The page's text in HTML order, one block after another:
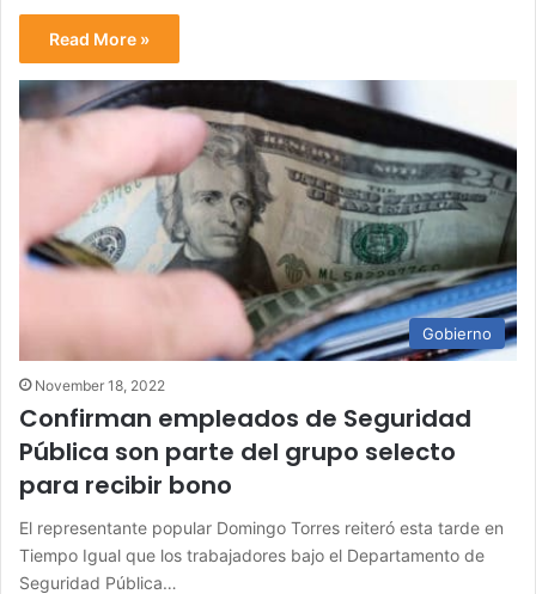
Read More »
Gobierno
November 18, 2022
Confirman empleados de Seguridad
Pública son parte del grupo selecto
para recibir bono
El representante popular Domingo Torres reiteró esta tarde en
Tiempo Igual que los trabajadores bajo el Departamento de
Seguridad Pública…